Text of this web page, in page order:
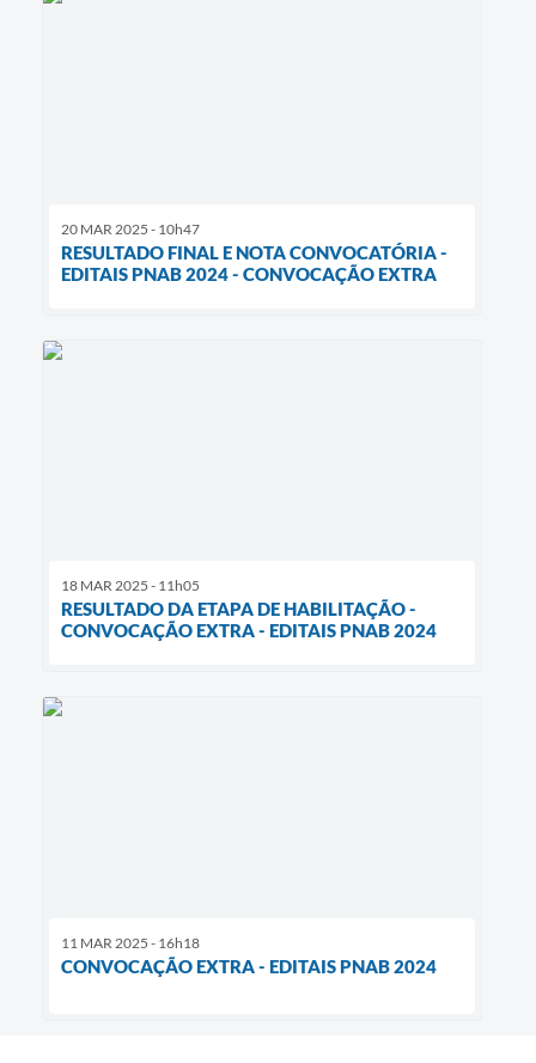
20 MAR 2025 - 10h47
RESULTADO FINAL E NOTA CONVOCATÓRIA -
EDITAIS PNAB 2024 - CONVOCAÇÃO EXTRA
18 MAR 2025 - 11h05
RESULTADO DA ETAPA DE HABILITAÇÃO -
CONVOCAÇÃO EXTRA - EDITAIS PNAB 2024
11 MAR 2025 - 16h18
CONVOCAÇÃO EXTRA - EDITAIS PNAB 2024